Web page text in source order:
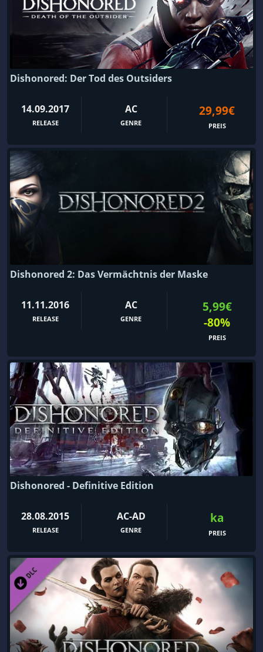
Dishonored: Der Tod des Outsiders
14.09.2017
RELEASE
AC
GENRE
29,99€
PREIS
Dishonored 2: Das Vermächtnis der Maske
11.11.2016
RELEASE
AC
GENRE
5,99€
-80%
PREIS
Dishonored - Definitive Edition
28.08.2015
RELEASE
AC-AD
GENRE
ka
PREIS